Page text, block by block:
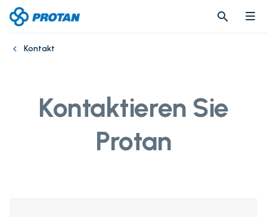
search
search
Kontakt
Kontaktieren Sie
Protan